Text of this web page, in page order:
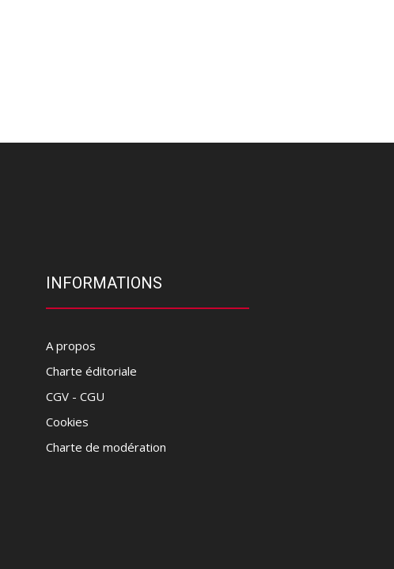
INFORMATIONS
A propos
Charte éditoriale
CGV - CGU
Cookies
Charte de modération